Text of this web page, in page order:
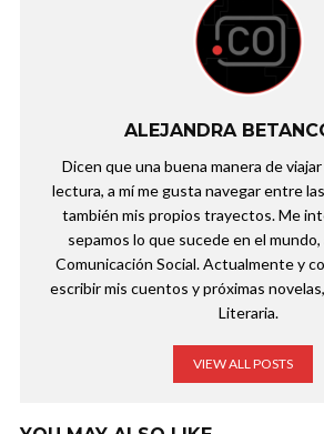
ALEJANDRA
Dicen que una buena manera de
lectura, a mí me gusta navegar entre
también mis propios trayectos. Me
sepamos lo que sucede en el
Comunicación Social. Actualmente y
escribir mis cuentos y próximas
Literaria.
VIEW ALL POSTS